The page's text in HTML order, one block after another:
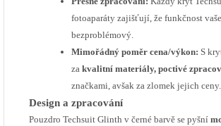
fotoaparáty zajišťují, že funkčnost
bezproblémový.
Mimořádný poměr cena/výkon: S
za kvalitní materiály, poctivé
značkami, avšak za zlomek jejich
Design a zpracování
Pouzdro Techsuit Glinth v černé barvě se pyšní